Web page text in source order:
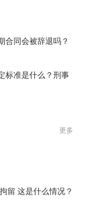
合同会被辞退吗？
标准是什么？刑事
更多
留 这是什么情况？